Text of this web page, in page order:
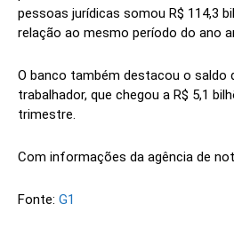
pessoas jurídicas somou R$ 114,3
relação ao mesmo período do ano
O banco também destacou o saldo
trabalhador, que chegou a R$ 5,1
trimestre.
Com informações da agência de
Fonte: G1